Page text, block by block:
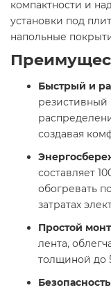
компактности и
установки под
напольные
Быстрый и
резистивный
создавая
составляет
обогревать
затратах
Простой
лента,
толщиной до
Безопасность